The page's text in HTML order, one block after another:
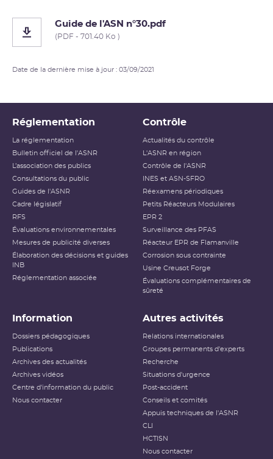
Guide de l'ASN n°30.pdf
(PDF - 701.40 Ko )
Date de la dernière mise à jour : 03/09/2021
Réglementation
La réglementation
Bulletin officiel de l'ASNR
L’association des publics
Consultations du public
Guides de l'ASNR
Cadre législatif
RFS
Évaluations environnementales
Mesures de publicité diverses
Élaboration des décisions et guides
INB
Réglementation associée
Contrôle
Actualités du contrôle
L'ASNR en région
Contrôle de l'ASNR
INES et ASN-SFRO
Réexamens périodiques
Petits Réacteurs Modulaires
EPR 2
Surveillance des PFAS
Réacteur EPR de Flamanville
Corrosion sous contrainte
Usine Creusot Forge
Évaluations complémentaires de
sûreté
Information
Dossiers pédagogiques
Publications
Archives des actualités
Archives vidéos
Centre d'information du public
Nous contacter
Autres activités
Relations internationales
Groupes permanents d'experts
Recherche
Situations d'urgence
Post-accident
Conseils et comités
Appuis techniques de l'ASNR
CLI
HCTISN
Nous contacter